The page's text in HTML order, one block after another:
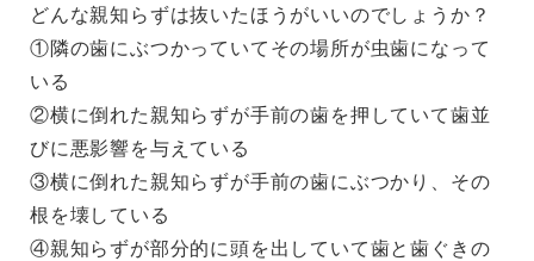
どんな親知らずは抜いたほうがいいのでしょうか？
①隣の歯にぶつかっていてその場所が虫歯になって
いる
②横に倒れた親知らずが手前の歯を押していて歯並
びに悪影響を与えている
③横に倒れた親知らずが手前の歯にぶつかり、その
根を壊している
④親知らずが部分的に頭を出していて歯と歯ぐきの